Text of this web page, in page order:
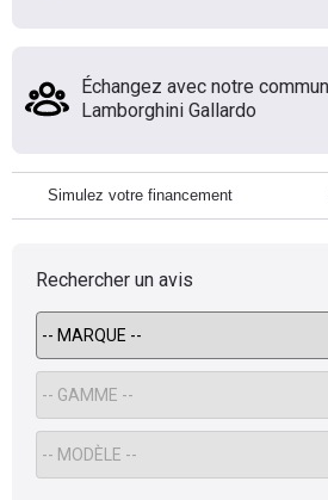
Échangez avec notre
Lamborghini Gallardo
Simulez votre financement
Rechercher un avis